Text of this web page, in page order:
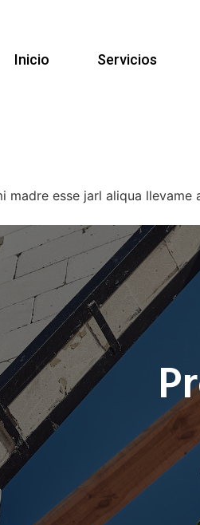
Inicio Servicios
esse jarl aliqua